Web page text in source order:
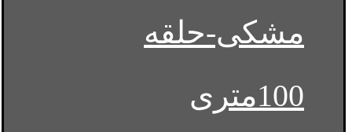
مشکی-حلقه
100متری